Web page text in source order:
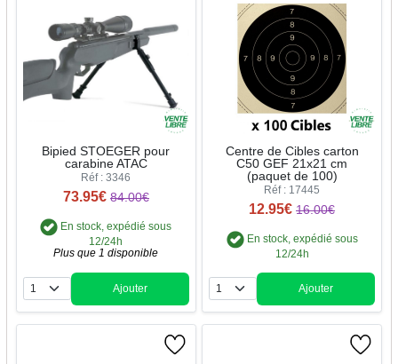
Bipied STOEGER pour
carabine ATAC
Réf : 3346
73.95€ 84.00€
En stock, expédié sous
12/24h
Plus que 1 disponible
Quantité
Ajouter
Centre de Cibles carton
C50 GEF 21x21 cm
(paquet de 100)
Réf : 17445
12.95€ 16.00€
En stock, expédié sous
12/24h
Quantité
Ajouter